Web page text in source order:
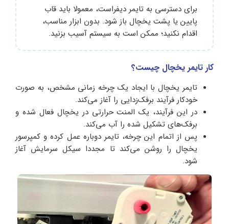
برای دسترسی به تایمر دیفراست، معمولا باید قاب
پایین یا پشت یخچال باز شود. بدون ابزار مناسب،
اقدام نکنید؛ ممکن است به سیستم آسیب بزنید.
کار تایمر یخچال چیست؟
تایمر یخچال با ایجاد یک چرخه زمانی مشخص، به صورت
خودکار فرآیند برفک‌زدایی را آغاز می‌کند.
در این فرآیند، یک المنت حرارتی در یخچال فعال شده و
برفک‌های تشکیل شده را آب می‌کند.
پس از اتمام این چرخه، تایمر دوباره عمل کرده و کمپرسور
یخچال را روشن می‌کند تا مجددا سیکل سرمایش آغاز
شود.